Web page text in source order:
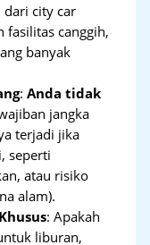
city car
fasilitas canggih,
banyak
:Anda tidak
jangka
terjadi jika
seperti
atau risiko
alam).
: Apakah
liburan,